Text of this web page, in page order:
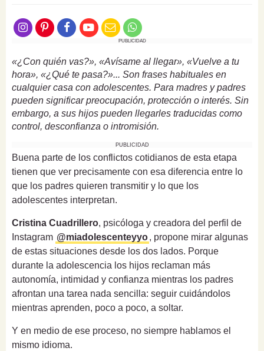
PUBLICIDAD
«¿Con quién vas?», «Avísame al llegar», «Vuelve a tu
hora», «¿Qué te pasa?»... Son frases habituales en
cualquier casa con adolescentes. Para madres y padres
pueden significar preocupación, protección o interés. Sin
embargo, a sus hijos pueden llegarles traducidas como
control, desconfianza o intromisión.
PUBLICIDAD
Buena parte de los conflictos cotidianos de esta etapa
tienen que ver precisamente con esa diferencia entre lo
que los padres quieren transmitir y lo que los
adolescentes interpretan.
Cristina Cuadrillero, psicóloga y creadora del perfil de
Instagram @miadolescenteyyo, propone mirar algunas
de estas situaciones desde los dos lados. Porque
durante la adolescencia los hijos reclaman más
autonomía, intimidad y confianza mientras los padres
afrontan una tarea nada sencilla: seguir cuidándolos
mientras aprenden, poco a poco, a soltar.
Y en medio de ese proceso, no siempre hablamos el
mismo idioma.